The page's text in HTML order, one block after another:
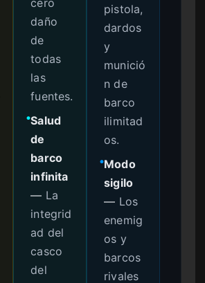
daño
de
todas
las
fuentes.
●Salud
de
barco
infinita
— La
integrid
ad del
casco
del
pistola,
dardos
y
munició
n de
barco
ilimitad
os.
●Modo
sigilo
— Los
enemig
os y
barcos
rivales